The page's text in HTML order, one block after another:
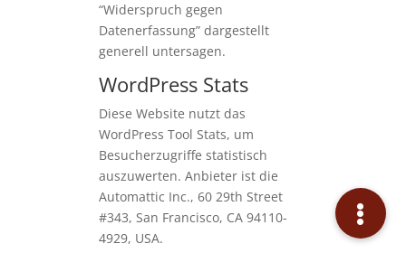
“Widerspruch gegen
Datenerfassung” dargestellt
generell untersagen.
WordPress Stats
Diese Website nutzt das
WordPress Tool Stats, um
Besucherzugriffe statistisch
auszuwerten. Anbieter ist die
Automattic Inc., 60 29th Street
#343, San Francisco, CA 94110-
4929, USA.